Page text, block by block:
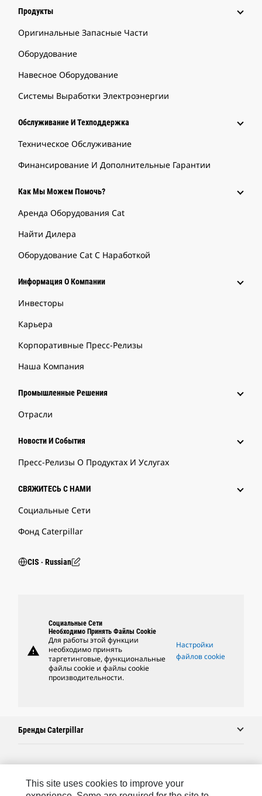
Продукты
Оригинальные Запасные Части
Оборудование
Навесное Оборудование
Системы Выработки Электроэнергии
Обслуживание И Техподдержка
Техническое Обслуживание
Финансирование И Дополнительные Гарантии
Как Мы Можем Помочь?
Аренда Оборудования Cat
Найти Дилера
Оборудование Cat С Наработкой
Информация О Компании
Инвесторы
Карьера
Корпоративные Пресс-Релизы
Наша Компания
Промышленные Решения
Отрасли
Новости И События
Пресс-Релизы О Продуктах И Услугах
СВЯЖИТЕСЬ С НАМИ
Социальные Сети
Фонд Caterpillar
CIS ‧ Russian
warning
Социальные Сети
Необходимо Принять Файлы Cookie
Для работы этой функции
необходимо принять
таргетинговые, функциональные
файлы cookie и файлы cookie
производительности.
Настройки
файлов cookie
Бренды Caterpillar
This site uses cookies to improve your